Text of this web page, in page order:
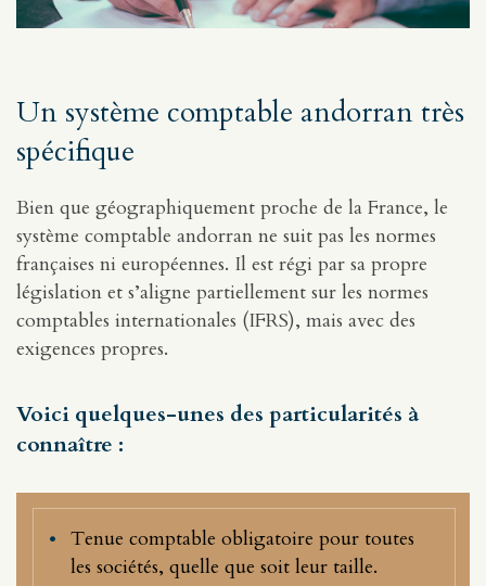
Un système comptable andorran très
spécifique
Bien que géographiquement proche de la France, le
système comptable andorran ne suit pas les normes
françaises ni européennes. Il est régi par sa propre
législation et s’aligne partiellement sur les normes
comptables internationales (IFRS), mais avec des
exigences propres.
Voici quelques-unes des particularités à
connaître :
Tenue comptable obligatoire pour toutes
les sociétés, quelle que soit leur taille.